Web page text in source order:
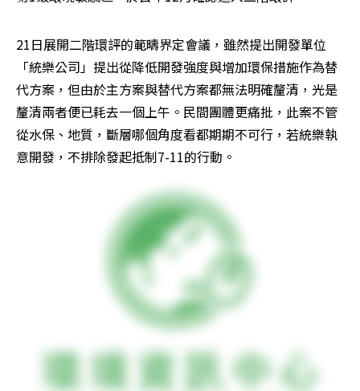
21日展開二階環評的範疇界定會議，雖然提出開發單位
「統樂公司」提出從降低開發強度與增加環保措施作為替
代方案，但由於主方案與替代方案都無法明確釐清，光是
釐清兩者便已耗去一個上午。民間團體更痛批，此案不管
從水保、地質，斷層哪個角度看都期期不可行，若統樂執
意開發，不排除發起抵制7-11的行動。